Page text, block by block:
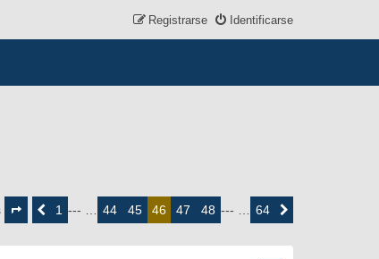
Identificarse
Registrarse
deAnterior1 --- … 44 45 46 47 48 --- … 64
Siguiente